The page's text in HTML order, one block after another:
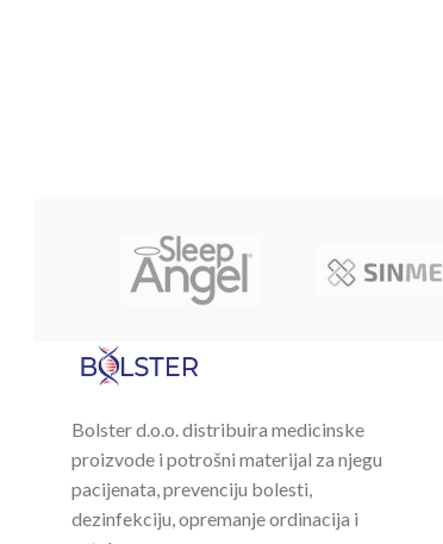
Bolster d.o.o. distribuira medicinske
proizvode i potrošni materijal za njegu
pacijenata, prevenciju bolesti,
dezinfekciju, opremanje ordinacija i